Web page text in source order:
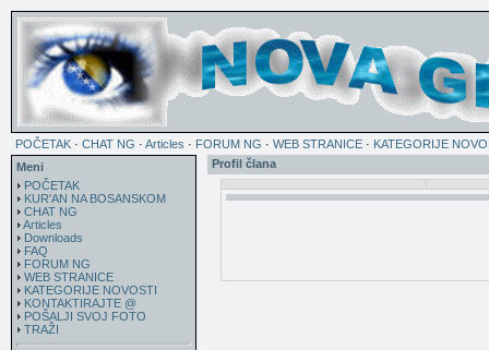
POČETAK · CHAT NG · Articles · FORUM NG · WEB STRANICE · KATEGORIJE
Meni
POČETAK
KUR'AN NA BOSANSKOM
CHAT NG
Articles
Downloads
FAQ
FORUM NG
WEB STRANICE
KATEGORIJE NOVOSTI
KONTAKTIRAJTE @
POŠALJI SVOJ FOTO
TRAŽI
Profil člana